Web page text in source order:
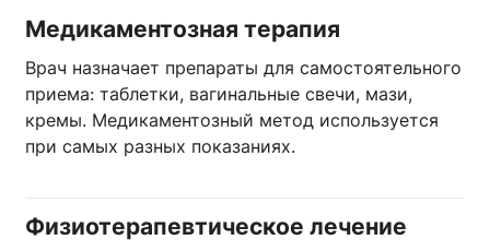
Медикаментозная терапия
Врач назначает препараты для самостоятельного
приема: таблетки, вагинальные свечи, мази,
кремы. Медикаментозный метод используется
при самых разных показаниях.
Физиотерапевтическое лечение